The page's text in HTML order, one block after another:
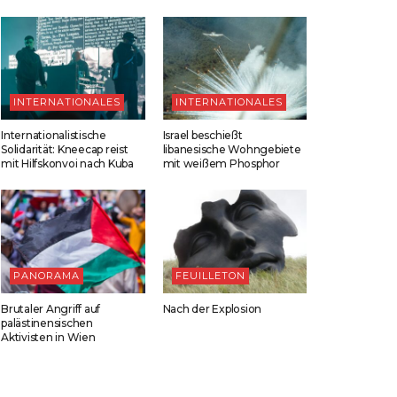
INTERNATIONALES
Internationalistische
Solidarität: Kneecap reist
mit Hilfskonvoi nach Kuba
INTERNATIONALES
Israel beschießt
libanesische Wohngebiete
mit weißem Phosphor
PANORAMA
Brutaler Angriff auf
palästinensischen
Aktivisten in Wien
FEUILLETON
Nach der Explosion